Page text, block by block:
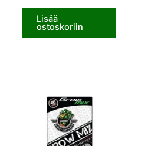
Lisää
ostoskoriin